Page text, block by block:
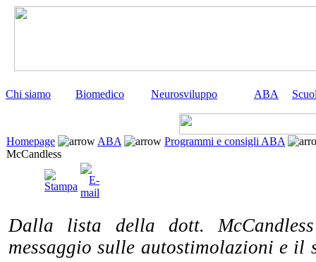
Chi siamo Biomedico Neurosviluppo ABA
Homepage ABA
Programmi e consigli ABA
McCandless
Dalla lista della dott.
messaggio sulle autostimolazioni e il